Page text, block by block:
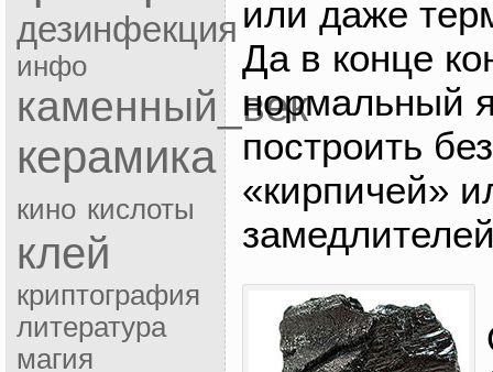
дезинфекция
инфо
каменный_век
керамика
кино кислоты
клей
криптография
литература
магия
или даже
Да в конце
нормальный
построить
«кирпичей»